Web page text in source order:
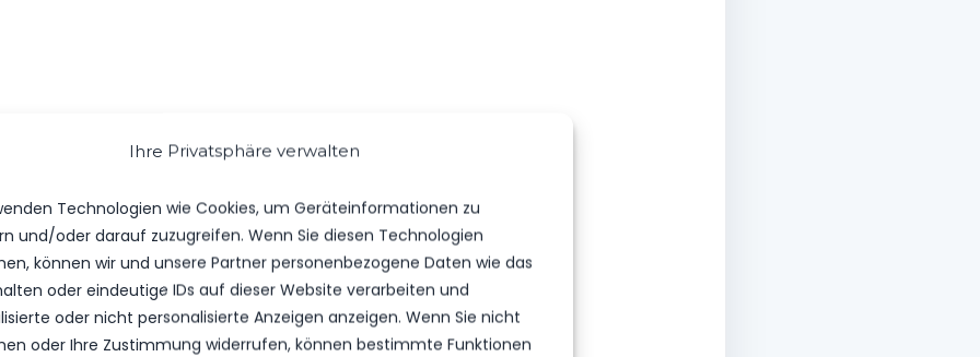
Ihre Privatsphäre verwalten
Technologien wie Cookies, um Geräteinformationen zu
und/oder darauf zuzugreifen. Wenn Sie diesen Technologien
können wir und unsere Partner personenbezogene Daten wie das
oder eindeutige IDs auf dieser Website verarbeiten und
oder nicht personalisierte Anzeigen anzeigen. Wenn Sie nicht
oder Ihre Zustimmung widerrufen, können bestimmte Funktionen